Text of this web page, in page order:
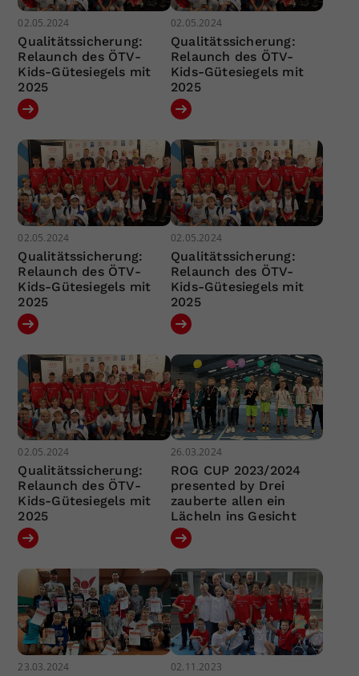
02.05.2024
Qualitätssicherung:
Relaunch des ÖTV-
Kids-Gütesiegels mit
2025
02.05.2024
Qualitätssicherung:
Relaunch des ÖTV-
Kids-Gütesiegels mit
2025
02.05.2024
Qualitätssicherung:
Relaunch des ÖTV-
Kids-Gütesiegels mit
2025
02.05.2024
Qualitätssicherung:
Relaunch des ÖTV-
Kids-Gütesiegels mit
2025
02.05.2024
Qualitätssicherung:
Relaunch des ÖTV-
Kids-Gütesiegels mit
2025
26.03.2024
ROG CUP 2023/2024
presented by Drei
zauberte allen ein
Lächeln ins Gesicht
23.03.2024 02.11.2023